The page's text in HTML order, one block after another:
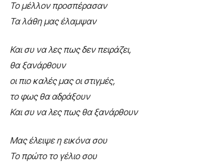
Το μέλλον προσπέρασαν
Τα λάθη μας έλαμψαν
Και συ να λες πως δεν πειράζει,
θα ξανάρθουν
οι πιο καλές μας οι στιγμές,
το φως θα αδράξουν
Και συ να λες πως θα ξανάρθουν
Μας έλειψε η εικόνα σου
Το πρώτο το γέλιο σου